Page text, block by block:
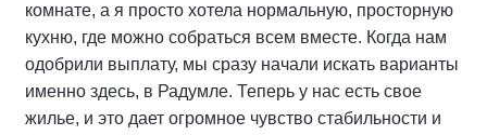
комнате, а я просто хотела нормальную, просторную
кухню, где можно собраться всем вместе. Когда нам
одобрили выплату, мы сразу начали искать варианты
именно здесь, в Радумле. Теперь у нас есть свое
жилье, и это дает огромное чувство стабильности и